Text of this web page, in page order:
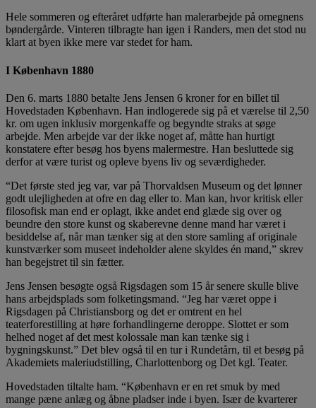
Hele sommeren og efteråret udførte han malerarbejde på omegnens
bøndergårde. Vinteren tilbragte han igen i Randers, men det stod nu
klart at byen ikke mere var stedet for ham.
I København 1880
Den 6. marts 1880 betalte Jens Jensen 6 kroner for en billet til
Hovedstaden København. Han indlogerede sig på et værelse til 2,50
kr. om ugen inklusiv morgenkaffe og begyndte straks at søge
arbejde. Men arbejde var der ikke noget af, måtte han hurtigt
konstatere efter besøg hos byens malermestre. Han besluttede sig
derfor at være turist og opleve byens liv og seværdigheder.
“Det første sted jeg var, var på Thorvaldsen Museum og det lønner
godt ulejligheden at ofre en dag eller to. Man kan, hvor kritisk eller
filosofisk man end er oplagt, ikke andet end glæde sig over og
beundre den store kunst og skaberevne denne mand har været i
besiddelse af, når man tænker sig at den store samling af originale
kunstværker som museet indeholder alene skyldes én mand,” skrev
han begejstret til sin fætter.
Jens Jensen besøgte også Rigsdagen som 15 år senere skulle blive
hans arbejdsplads som folketingsmand. “Jeg har været oppe i
Rigsdagen på Christiansborg og det er omtrent en hel
teaterforestilling at høre forhandlingerne deroppe. Slottet er som
helhed noget af det mest kolossale man kan tænke sig i
bygningskunst.” Det blev også til en tur i Rundetårn, til et besøg på
Akademiets maleriudstilling, Charlottenborg og Det kgl. Teater.
Hovedstaden tiltalte ham. “København er en ret smuk by med
mange pæne anlæg og åbne pladser inde i byen. Især de kvarterer